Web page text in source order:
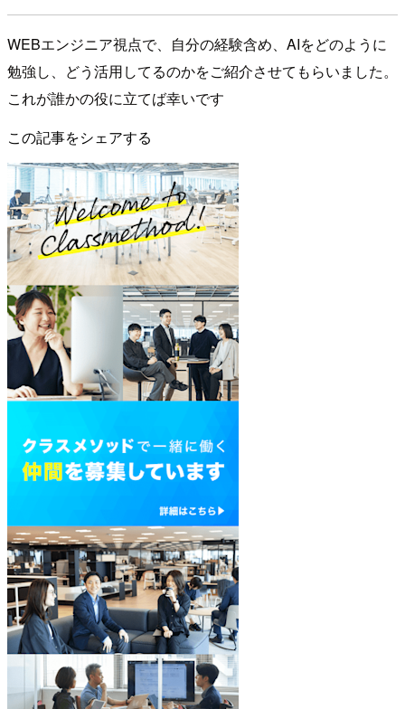
WEBエンジニア視点で、自分の経験含め、AIをどのように
勉強し、どう活用してるのかをご紹介させてもらいました。
これが誰かの役に立てば幸いです
この記事をシェアする